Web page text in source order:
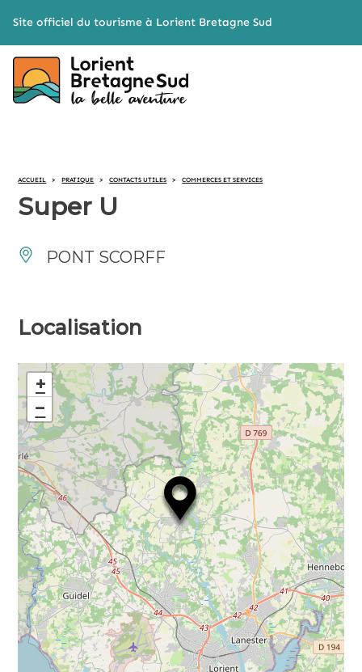
Site officiel du tourisme à Lorient Bretagne Sud
ACCUEIL > PRATIQUE > CONTACTS UTILES > COMMERCES ET SERVICES
Super U
PONT SCORFF
Localisation
+
−